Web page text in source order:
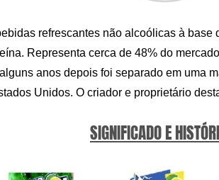
refrescantes não alcoólicas à
Representa cerca de 48% do
anos depois foi separado em uma
Unidos. O criador e proprietário
SIGNIFICADO E